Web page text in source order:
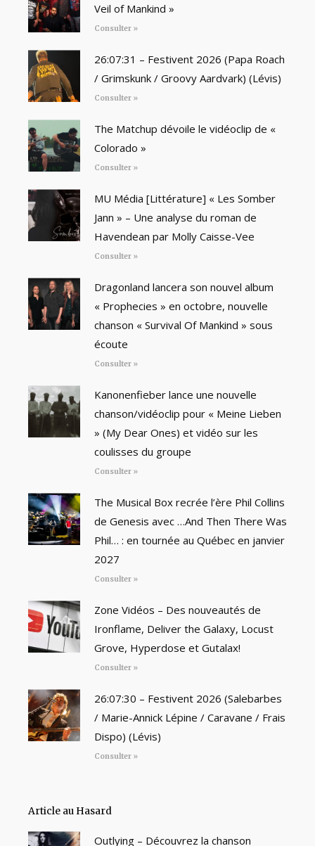
Veil of Mankind »
Consulter »
26:07:31 – Festivent 2026 (Papa Roach
/ Grimskunk / Groovy Aardvark) (Lévis)
Consulter »
The Matchup dévoile le vidéoclip de «
Colorado »
Consulter »
MU Média [Littérature] « Les Somber
Jann » – Une analyse du roman de
Havendean par Molly Caisse-Vee
Consulter »
Dragonland lancera son nouvel album
« Prophecies » en octobre, nouvelle
chanson « Survival Of Mankind » sous
écoute
Consulter »
Kanonenfieber lance une nouvelle
chanson/vidéoclip pour « Meine Lieben
» (My Dear Ones) et vidéo sur les
coulisses du groupe
Consulter »
The Musical Box recrée l’ère Phil Collins
de Genesis avec …And Then There Was
Phil… : en tournée au Québec en janvier
2027
Consulter »
Zone Vidéos – Des nouveautés de
Ironflame, Deliver the Galaxy, Locust
Grove, Hyperdose et Gutalax!
Consulter »
26:07:30 – Festivent 2026 (Salebarbes
/ Marie-Annick Lépine / Caravane / Frais
Dispo) (Lévis)
Consulter »
Article au Hasard
Outlying – Découvrez la chanson